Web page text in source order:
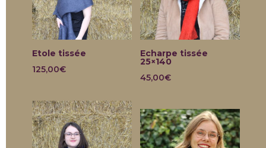
Etole tissée
125,00€
Echarpe tissée
25×140
45,00€